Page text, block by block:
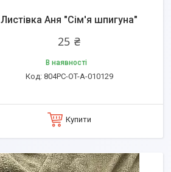
Листівка Аня "Сім'я шпигуна"
25 ₴
В наявності
804PC-OT-A-010129
Купити